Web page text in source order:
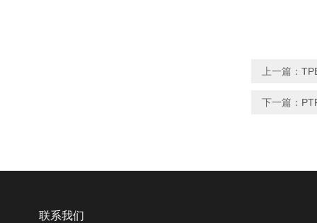
上一篇：
下一篇：
联系我们